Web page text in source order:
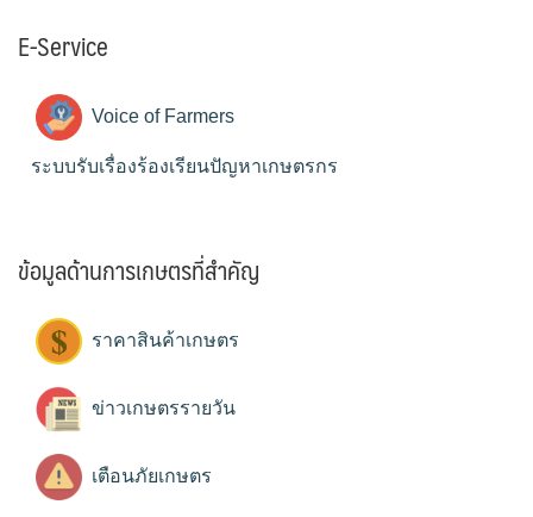
E-Service
Voice of Farmers
ระบบรับเรื่องร้องเรียนปัญหาเกษตรกร
ข้อมูลด้านการเกษตรที่สำคัญ
ราคาสินค้าเกษตร
ข่าวเกษตรรายวัน
เตือนภัยเกษตร